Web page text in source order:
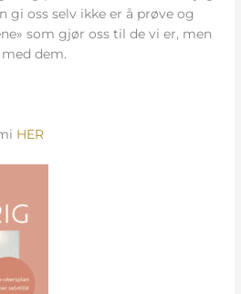
gi oss selv ikke er å prøve og
som gjør oss til de vi er, men
dem.
HER